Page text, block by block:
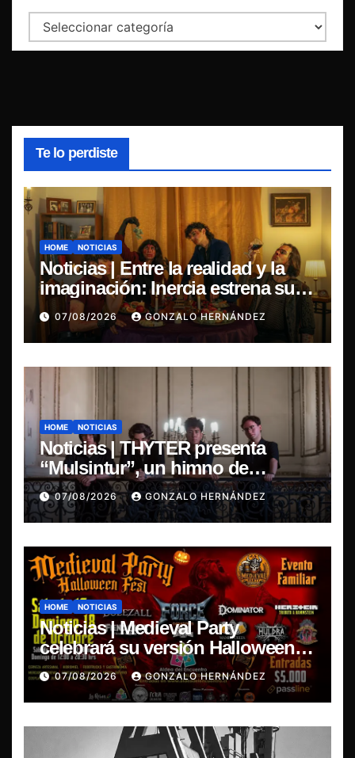
Categorías
Te lo perdiste
HOME NOTICIAS
Noticias | Entre la realidad y la
imaginación: Inercia estrena su
primer single “Marilina”
07/08/2026 GONZALO HERNÁNDEZ
HOME NOTICIAS
Noticias | THYTER presenta
“Mulsintur”, un himno de
heavy/power metal inspirado en
Tomás Paniri
07/08/2026 GONZALO HERNÁNDEZ
HOME NOTICIAS
Noticias | Medieval Party
celebrará su versión Halloween
Fest en Aldea del Encuentro
07/08/2026 GONZALO HERNÁNDEZ